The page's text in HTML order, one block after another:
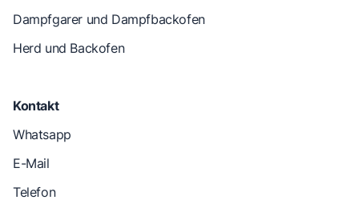
Dampfgarer und Dampfbackofen
Herd und Backofen
Kontakt
Whatsapp
E-Mail
Telefon